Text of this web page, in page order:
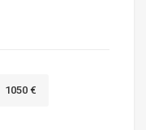
1050 €